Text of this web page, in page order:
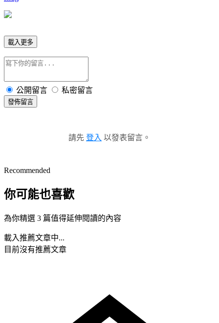
載入更多
公開留言 私密留言
發佈留言
請先 登入 以發表留言。
Recommended
你可能也喜歡
為你精選 3 篇值得延伸閱讀的內容
載入推薦文章中...
目前沒有推薦文章